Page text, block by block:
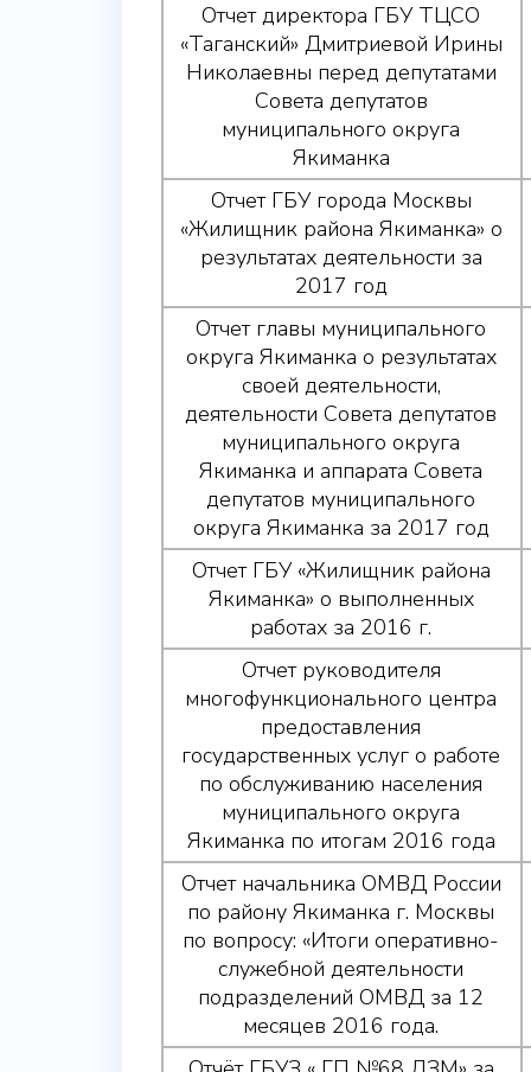
Отчет директора ГБУ ТЦСО
«Таганский» Дмитриевой Ирины
Николаевны перед депутатами
Совета депутатов
муниципального округа
Якиманка
Отчет ГБУ города Москвы
«Жилищник района Якиманка» о
результатах деятельности за
2017 год
Отчет главы муниципального
округа Якиманка о результатах
своей деятельности,
деятельности Совета депутатов
муниципального округа
Якиманка и аппарата Совета
депутатов муниципального
округа Якиманка за 2017 год
Отчет ГБУ «Жилищник района
Якиманка» о выполненных
работах за 2016 г.
Отчет руководителя
многофункционального центра
предоставления
государственных услуг о работе
по обслуживанию населения
муниципального округа
Якиманка по итогам 2016 года
Отчет начальника ОМВД России
по району Якиманка г. Москвы
по вопросу: «Итоги оперативно-
служебной деятельности
подразделений ОМВД за 12
месяцев 2016 года.